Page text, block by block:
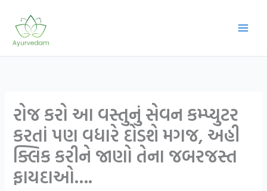
content
રોજ કરો આ વસ્તુનું સેવન કમ્પ્યુટર
કરતાં પણ વધારે દોડશે મગજ, અહી
ક્લિક કરીને જાણો તેના જબરજસ્ત
ફાયદાઓ….